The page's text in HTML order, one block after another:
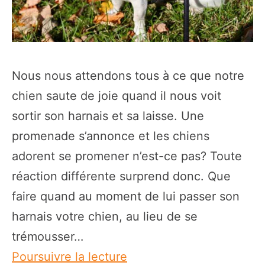
Nous nous attendons tous à ce que notre
chien saute de joie quand il nous voit
sortir son harnais et sa laisse. Une
promenade s’annonce et les chiens
adorent se promener n’est-ce pas? Toute
réaction différente surprend donc. Que
faire quand au moment de lui passer son
harnais votre chien, au lieu de se
trémousser…
Poursuivre la lecture